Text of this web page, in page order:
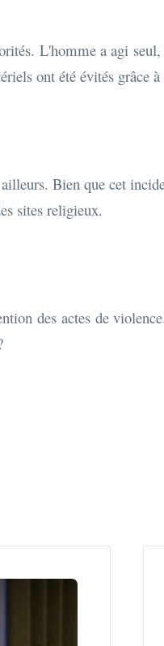
L'homme a agi
ont été évités grâce
Bien que cet
sites religieux.
des actes de